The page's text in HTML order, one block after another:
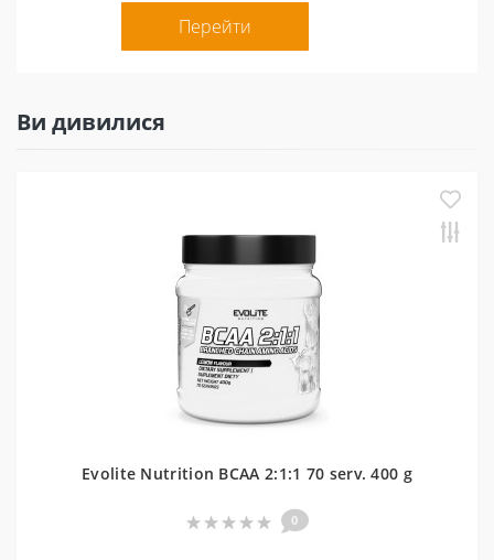
Перейти
Ви дивилися
Evolite Nutrition BCAA 2:1:1 70 serv. 400 g
0